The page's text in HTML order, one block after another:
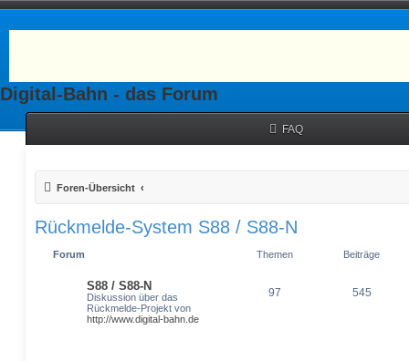
Digital-Bahn - das Forum
FAQ
Foren-Übersicht
Rückmelde-System S88 / S88-N
Forum Themen Beiträge
S88 / S88-N
Diskussion über das
Rückmelde-Projekt von
http://www.digital-bahn.de
97 545